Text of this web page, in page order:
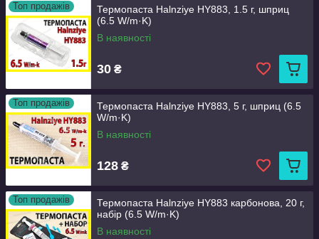
Топ продажів
Термопаста Halnziye HY883, 1.5 г, шприц
(6.5 W/m·K)
В наявності
30 ₴
Топ продажів
Термопаста Halnziye HY883, 5 г, шприц (6.5
W/m·K)
В наявності
128 ₴
Топ продажів
Термопаста Halnziye HY883 карбонова, 20 г,
набір (6.5 W/m·K)
В наявності